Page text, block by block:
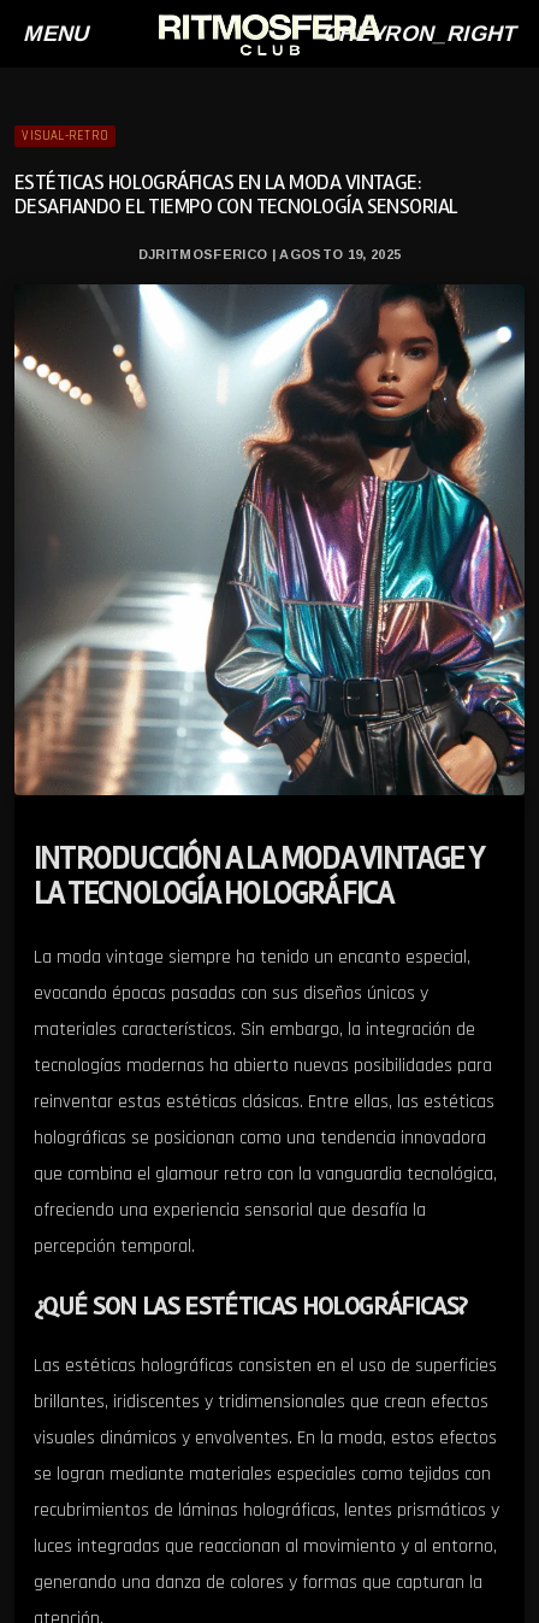
MENU CHEVRON_RIGHT
VISUAL-RETRO
ESTÉTICAS HOLOGRÁFICAS EN LA MODA VINTAGE:
DESAFIANDO EL TIEMPO CON TECNOLOGÍA SENSORIAL
DJRITMOSFERICO | AGOSTO 19, 2025
INTRODUCCIÓN A LA MODA VINTAGE Y
LA TECNOLOGÍA HOLOGRÁFICA
La moda vintage siempre ha tenido un encanto especial,
evocando épocas pasadas con sus diseños únicos y
materiales característicos. Sin embargo, la integración de
tecnologías modernas ha abierto nuevas posibilidades para
reinventar estas estéticas clásicas. Entre ellas, las estéticas
holográficas se posicionan como una tendencia innovadora
que combina el glamour retro con la vanguardia tecnológica,
ofreciendo una experiencia sensorial que desafía la
percepción temporal.
¿QUÉ SON LAS ESTÉTICAS HOLOGRÁFICAS?
Las estéticas holográficas consisten en el uso de superficies
brillantes, iridiscentes y tridimensionales que crean efectos
visuales dinámicos y envolventes. En la moda, estos efectos
se logran mediante materiales especiales como tejidos con
recubrimientos de láminas holográficas, lentes prismáticos y
luces integradas que reaccionan al movimiento y al entorno,
generando una danza de colores y formas que capturan la